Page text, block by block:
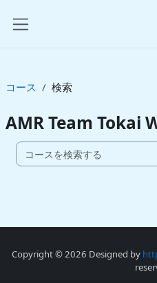
コース 検索
AMR Team Tokai
Copyright © 2026 Designed by